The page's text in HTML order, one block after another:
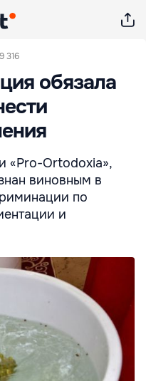
9 316
обязала
«Pro-Ortodoxia»,
виновным в
по
и